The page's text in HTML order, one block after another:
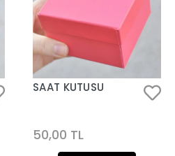
SAAT KUTUSU
50,00 TL